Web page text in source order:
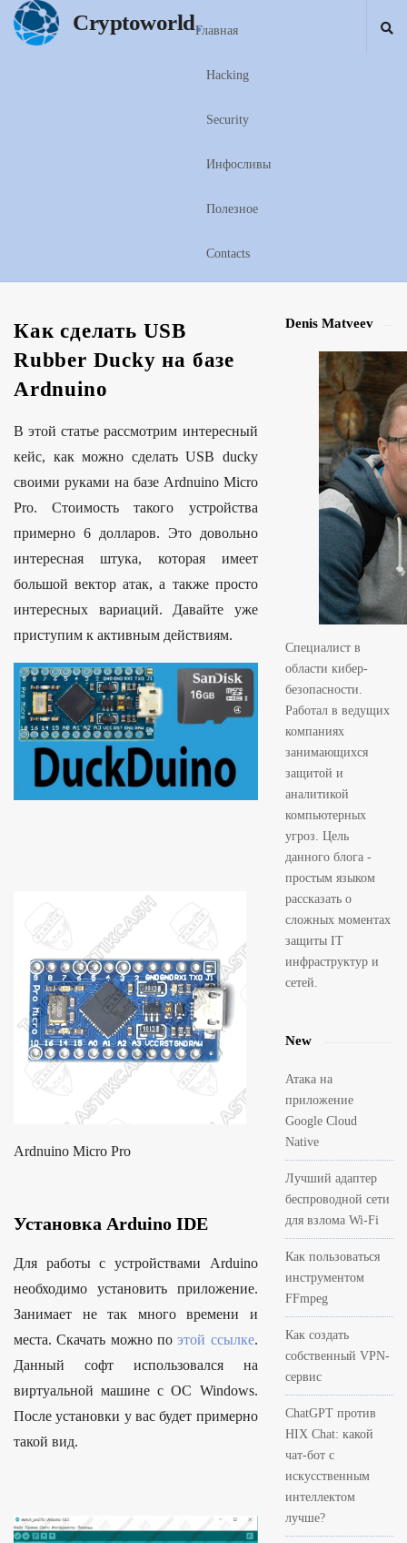
Cryptoworld.
Главная
Hacking
Security
Инфосливы
Полезное
Contacts
Как сделать USB
Rubber Ducky на базе
Ardnuino
В этой статье рассмотрим интересный
кейс, как можно сделать USB ducky
своими руками на базе Ardnuino Micro
Pro. Стоимость такого устройства
примерно 6 долларов. Это довольно
интересная штука, которая имеет
большой вектор атак, а также просто
интересных вариаций. Давайте уже
приступим к активным действиям.
Ardnuino Micro Pro
Установка Arduino IDE
Для работы с устройствами Arduino
необходимо установить приложение.
Занимает не так много времени и
места. Скачать можно поэтой ссылке.
Данный софт использовался на
виртуальной машине с ОС Windows.
После установки у вас будет примерно
такой вид.
S
Denis Matveev
Специалист в
области кибер-
безопасности.
Работал в ведущих
компаниях
занимающихся
защитой и
аналитикой
компьютерных
угроз. Цель
данного блога -
простым языком
рассказать о
сложных моментах
защиты IT
инфраструктур и
сетей.
New
Атака на
приложение
Google Cloud
Native
Лучший адаптер
беспроводной сети
для взлома Wi-Fi
Как пользоваться
инструментом
FFmpeg
Как создать
собственный VPN-
сервис
ChatGPT против
HIX Chat: какой
чат-бот с
искусственным
интеллектом
лучше?